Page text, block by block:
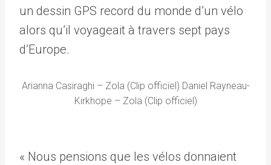
un dessin GPS record du monde d’un vélo
alors qu’il voyageait à travers sept pays
d’Europe.
Arianna Casiraghi – Zola (Clip officiel) Daniel Rayneau-
Kirkhope – Zola (Clip officiel)
« Nous pensions que les vélos donnaient